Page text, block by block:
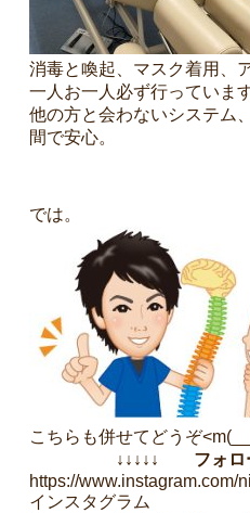
消毒と喚起、マスク着用、
一人お一人必ず行っています
他の方と会わないシステム
間で安心。
では。
こちらも併せてどうぞ
↓↓↓↓↓ フォローお
https://www.instagram.com/
インスタグラム